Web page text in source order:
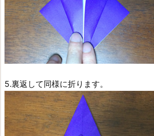
5.裏返して同様に折ります。